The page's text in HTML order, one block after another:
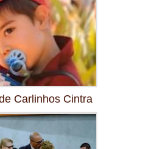
Carlinhos Cintra